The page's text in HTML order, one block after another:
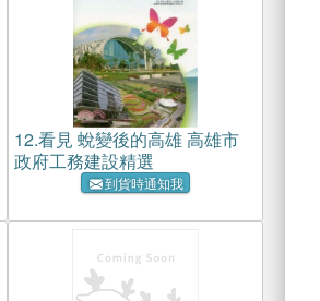
12.看見 蛻變後的高雄 高雄市
政府工務建設精選
到貨時通知我